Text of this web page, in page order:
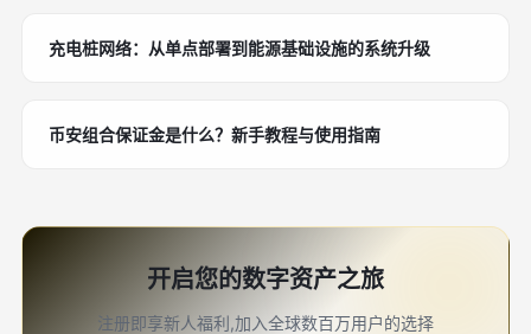
充电桩网络：从单点部署到能源基础设施的系统升级
币安组合保证金是什么？新手教程与使用指南
开启您的数字资产之旅
注册即享新人福利,加入全球数百万用户的选择